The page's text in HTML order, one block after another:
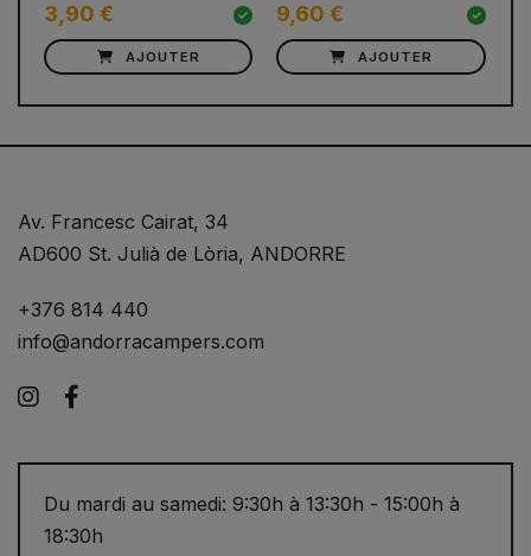
3,90 €
AJOUTER
9,60 €
AJOUTER
Av. Francesc Cairat, 34
AD600 St. Julià de Lòria, ANDORRE
+376 814 440
info@andorracampers.com
Instagram
Du mardi au samedi: 9:30h à 13:30h - 15:00h à
18:30h